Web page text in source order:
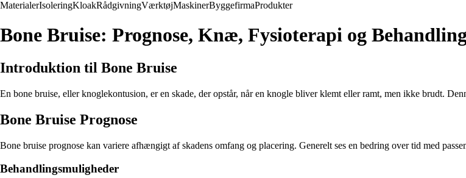
MaterialerIsoleringKloakRådgivningVærktøjMaskinerByggefirmaProdukter
Bone Bruise: Prognose, Knæ, Fysioterapi og
Introduktion til Bone Bruise
En bone bruise, eller knoglekontusion, er en skade, der opstår, når en knogle bliver klemt eller ramt, men ikke brudt.
Bone Bruise Prognose
Bone bruise prognose kan variere afhængigt af skadens omfang og placering. Generelt ses en bedring over tid med
Behandlingsmuligheder